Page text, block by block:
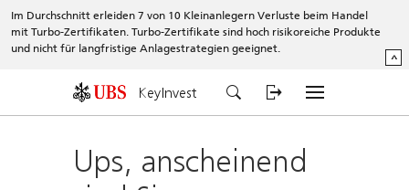
Im Durchschnitt erleiden 7 von 10 Kleinanlegern Verluste beim Handel
mit Turbo-Zertifikaten. Turbo-Zertifikate sind hoch risikoreiche Produkte
und nicht für langfristige Anlagestrategien geeignet.
^
KeyInvest
Ups, anscheinend